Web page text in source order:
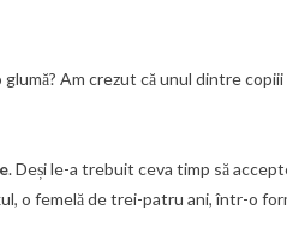
Am crezut că unul dintre
. Deși le-a trebuit ceva timp să
o femelă de trei-patru ani, într-o